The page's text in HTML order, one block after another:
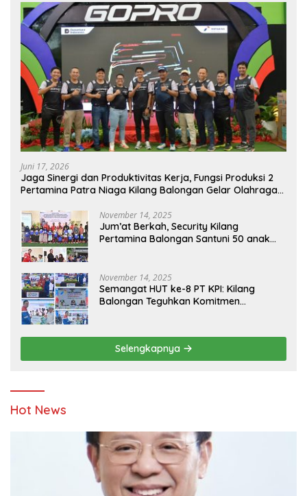
Juni 17, 2026
Jaga Sinergi dan Produktivitas Kerja, Fungsi Produksi 2
Pertamina Patra Niaga Kilang Balongan Gelar Olahraga
November 14, 2025
Jum’at Berkah, Security Kilang
Pertamina Balongan Santuni 50 anak
November 14, 2025
Semangat HUT ke-8 PT KPI: Kilang
Balongan Teguhkan Komitmen
Pendidikan
Selengkapnya
Hot News